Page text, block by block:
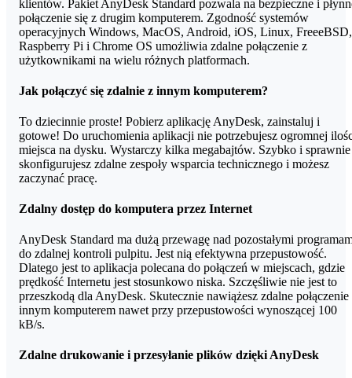
klientów. Pakiet AnyDesk Standard pozwala na bezpieczne i
połączenie się z drugim komputerem. Zgodność systemów
operacyjnych Windows, MacOS, Android, iOS, Linux, FreeeBSD,
Raspberry Pi i Chrome OS umożliwia zdalne połączenie z
użytkownikami na wielu różnych platformach.
Jak połączyć się zdalnie z innym komputerem?
To dziecinnie proste! Pobierz aplikację AnyDesk, zainstaluj i
gotowe! Do uruchomienia aplikacji nie potrzebujesz ogromnej
miejsca na dysku. Wystarczy kilka megabajtów. Szybko i sprawnie
skonfigurujesz zdalne zespoły wsparcia technicznego i możesz
zaczynać pracę.
Zdalny dostęp do komputera przez Internet
AnyDesk Standard ma dużą przewagę nad pozostałymi
do zdalnej kontroli pulpitu. Jest nią efektywna przepustowość.
Dlatego jest to aplikacja polecana do połączeń w miejscach, gdzie
prędkość Internetu jest stosunkowo niska. Szczęśliwie nie jest to
przeszkodą dla AnyDesk. Skutecznie nawiążesz zdalne połączenie
innym komputerem nawet przy przepustowości wynoszącej 100
kB/s.
Zdalne drukowanie i przesyłanie plików dzięki AnyDesk